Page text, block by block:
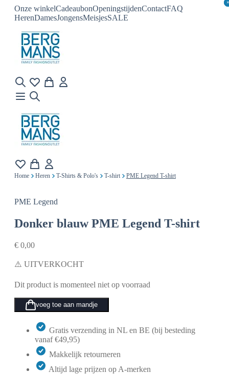
Onze winkelCadeaubonOpeningstijdenContactFAQ
HerenDamesJongensMeisjesSALE
×
×
Home Heren T-Shirts & Polo's T-shirt PME Legend T-shirt
PME Legend
Donker blauw PME Legend T-shirt
€ 0,00
⚠️ UITVERKOCHT
Dit product is momenteel niet op voorraad
voeg toe aan mandje
Gratis verzending in NL en BE (bij besteding
vanaf €49,95)
Makkelijk retourneren
Altijd lage prijzen op A-merken